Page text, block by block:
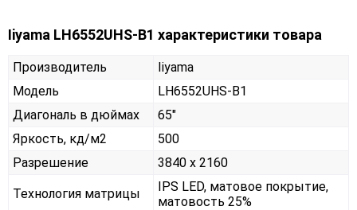
Iiyama LH6552UHS-B1 характеристики товара
Производитель
Iiyama
Модель
LH6552UHS-B1
Диагональ в дюймах
65"
Яркость, кд/м2
500
Разрешение
3840 x 2160
Технология матрицы
IPS LED, матовое покрытие,
матовость 25%